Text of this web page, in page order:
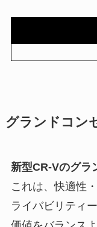
グランドコン
新型CR-Vのグラ
これは、快適性
ライバビリティ